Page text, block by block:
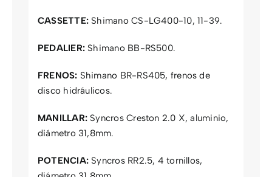
CASSETTE: Shimano CS-LG400-10, 11-39.
PEDALIER: Shimano BB-RS500.
FRENOS: Shimano BR-RS405, frenos de
disco hidráulicos.
MANILLAR: Syncros Creston 2.0 X, aluminio,
diámetro 31,8mm.
POTENCIA: Syncros RR2.5, 4 tornillos,